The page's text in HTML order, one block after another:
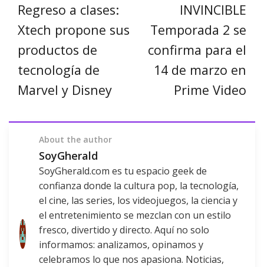
Regreso a clases:
Xtech propone sus
productos de
tecnología de
Marvel y Disney
INVINCIBLE
Temporada 2 se
confirma para el
14 de marzo en
Prime Video
About the author
SoyGherald
SoyGherald.com es tu espacio geek de
confianza donde la cultura pop, la tecnología,
el cine, las series, los videojuegos, la ciencia y
el entretenimiento se mezclan con un estilo
fresco, divertido y directo. Aquí no solo
informamos: analizamos, opinamos y
celebramos lo que nos apasiona. Noticias,